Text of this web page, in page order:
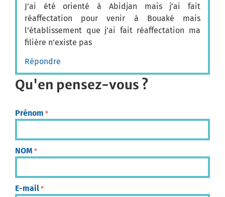
J’ai été orienté à Abidjan mais j’ai fait
réaffectation pour venir à Bouaké mais
l’établissement que j’ai fait réaffectation ma
filière n’existe pas
Répondre
Qu'en pensez-vous ?
Prénom *
NOM *
E-mail *